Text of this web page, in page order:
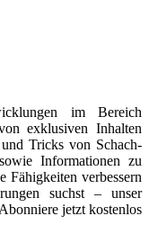
im Bereich
exklusiven Inhalten
Tricks von Schach-
Informationen zu
Fähigkeiten verbessern
suchst – unser
jetzt kostenlos